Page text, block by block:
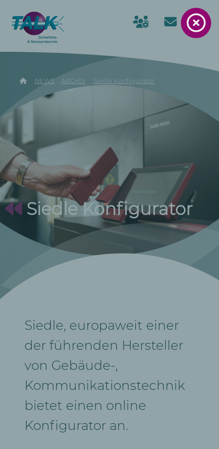
NEWS ARCHIV Siedle Konfigurator
Siedle Konfigurator
Siedle, europaweit einer
der führenden Hersteller
von Gebäude-,
Kommunikationstechnik
bietet einen online
Konfigurator an.